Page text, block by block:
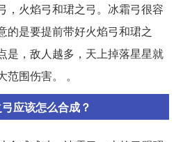
，火焰弓和珺之弓。冰霜弓很容
的是要提前带好火焰弓和珺之
是，敌人越多，天上掉落星星就
围伤害。 。
应该怎么合成？